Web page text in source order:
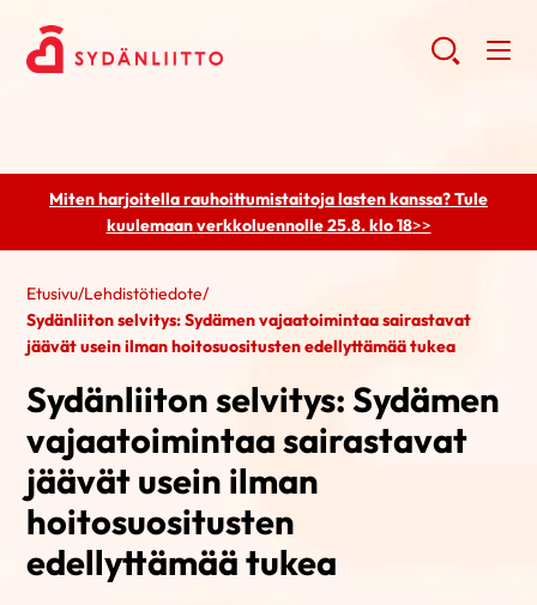
Miten harjoitella rauhoittumistaitoja lasten kanssa? Tule
kuulemaanverkkoluennolle 25.8. klo 18>>
Etusivu/Lehdistötiedote/
Sydänliiton selvitys: Sydämen vajaatoimintaa sairastavat
jäävät usein ilman hoitosuositusten edellyttämää tukea
Sydänliiton selvitys: Sydämen
vajaatoimintaa sairastavat
jäävät usein ilman
hoitosuositusten
edellyttämää tukea